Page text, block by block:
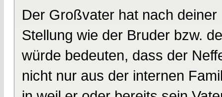
Der Großvater hat nach
Stellung wie der Bruder bzw.
würde bedeuten, dass der
nicht nur aus der internen